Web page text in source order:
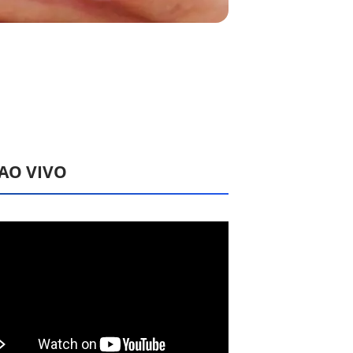
VIVO